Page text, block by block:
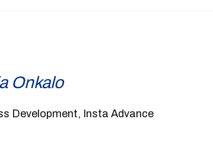
Onkalo
Development, Insta Advance